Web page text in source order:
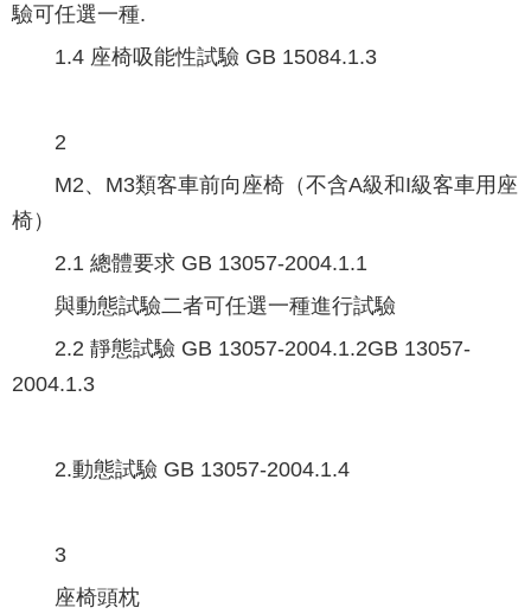
驗可任選一種.
1.4 座椅吸能性試驗 GB 15084.1.3
2
M2、M3類客車前向座椅（不含A級和I級客車用座
椅）
2.1 總體要求 GB 13057-2004.1.1
與動態試驗二者可任選一種進行試驗
2.2 靜態試驗 GB 13057-2004.1.2GB 13057-
2004.1.3
2.動態試驗 GB 13057-2004.1.4
3
座椅頭枕